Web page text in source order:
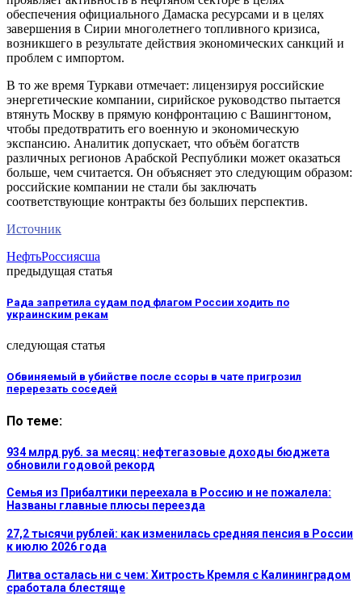
обеспечения официального Дамаска ресурсами и в целях
завершения в Сирии многолетнего топливного кризиса,
возникшего в результате действия экономических санкций и
проблем с импортом.
В то же время Туркави отмечает: лицензируя российские
энергетические компании, сирийское руководство пытается
втянуть Москву в прямую конфронтацию с Вашингтоном,
чтобы предотвратить его военную и экономическую
экспансию. Аналитик допускает, что объём богатств
различных регионов Арабской Республики может оказаться
больше, чем считается. Он объясняет это следующим образом:
российские компании не стали бы заключать
соответствующие контракты без больших перспектив.
Источник
НефтьРоссиясша
предыдущая статья
Рада запретила судам под флагом России ходить по
украинским рекам
следующая статья
Обвиняемый в убийстве после ссоры в чате пригрозил
перерезать соседей
По теме:
934 млрд руб. за месяц: нефтегазовые доходы бюджета
обновили годовой рекорд
Семья из Прибалтики переехала в Россию и не пожалела:
Названы главные плюсы переезда
27,2 тысячи рублей: как изменилась средняя пенсия в России
к июлю 2026 года
Литва осталась ни с чем: Хитрость Кремля с Калининградом
сработала блестяще